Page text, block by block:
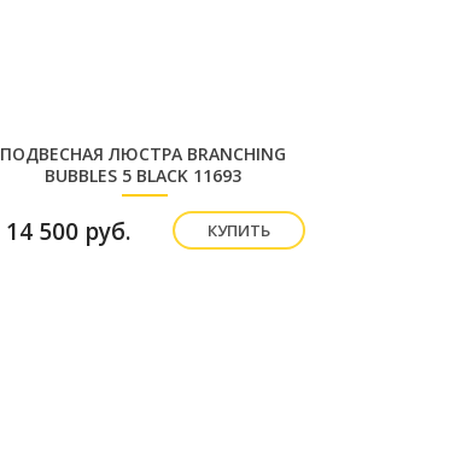
ПОДВЕСНАЯ ЛЮСТРА BRANCHING
BUBBLES 5 BLACK 11693
14 500 руб. КУПИТЬ